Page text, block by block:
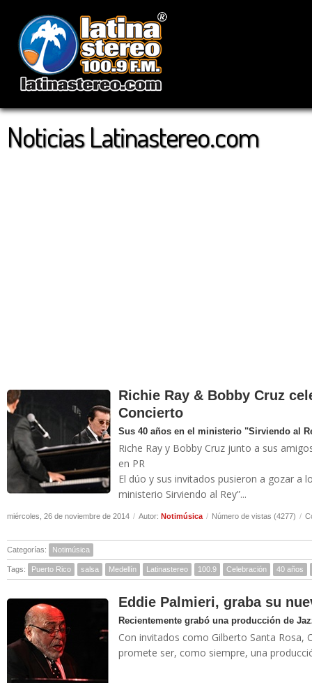
Noticias Latinastereo.com
Richie Ray & Bobby Cruz
Concierto
Sus 40 años en el ministerio "Sirviendo al
Riche Ray y Bobby Cruz junto a sus
en PR
El dúo y sus invitados pusieron a gozar a
ministerio Sirviendo al Rey”...
miércoles, 26 de noviembre de 2014 / Autor: Notimúsica / Número de vistas (4277) /
Categorías: Notimúsica
Tags: Puerto Rico salsa Medellín Latinastereo 100.9 Celebración 40 años
Eddie Palmieri, graba su
Recientemente grabó una producción de
Con invitados como Gilberto Santa Rosa,
promete ser, como siempre, una